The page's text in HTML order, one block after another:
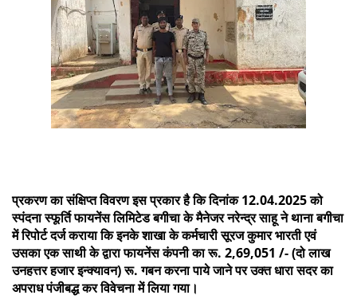
प्रकरण का संक्षिप्त विवरण इस प्रकार है कि दिनांक 12.04.2025 को
स्पंदना स्फूर्ति फायनेंस लिमिटेड बगीचा के मैनेजर नरेन्द्र साहू ने थाना बगीचा
में रिपोर्ट दर्ज कराया कि इनके शाखा के कर्मचारी सूरज कुमार भारती एवं
उसका एक साथी के द्वारा फायनेंस कंपनी का रू. 2,69,051 /- (दो लाख
उनहत्तर हजार इन्क्यावन) रू. गबन करना पाये जाने पर उक्त धारा सदर का
अपराध पंजीबद्ध कर विवेचना में लिया गया।